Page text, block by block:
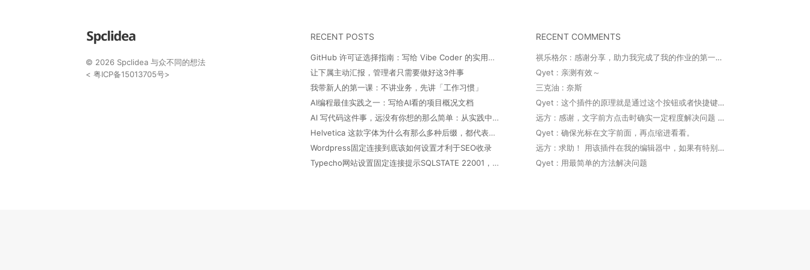
© 2026 Spclidea 与众不同的想法
< 粤ICP备15013705号>
RECENT POSTS
GitHub 许可证选择指南：写给 Vibe Coder 的实用笔记
让下属主动汇报，管理者只需要做好这3件事
我带新人的第一课：不讲业务，先讲「工作习惯」
AI编程最佳实践之一：写给AI看的项目概况文档
AI 写代码这件事，远没有你想的那么简单：从实践中得出的几点经验
Helvetica 这款字体为什么有那么多种后缀，都代表什么意思？
Wordpress固定连接到底该如何设置才利于SEO收录
Typecho网站设置固定连接提示SQLSTATE 22001，Data too long for column 'url' at row 1
RECENT COMMENTS
祺乐格尔 : 感谢分享，助力我完成了我的作业的第一部分。并...
Qyet : 亲测有效～
三克油 : 奈斯
Qyet : 这个插件的原理就是通过这个按钮或者快捷键代替...
远方 : 感谢，文字前方点击时确实一定程度解决问题 ...
Qyet : 确保光标在文字前面，再点缩进看看。
远方 : 求助！ 用该插件在我的编辑器中，如果有特别多...
Qyet : 用最简单的方法解决问题